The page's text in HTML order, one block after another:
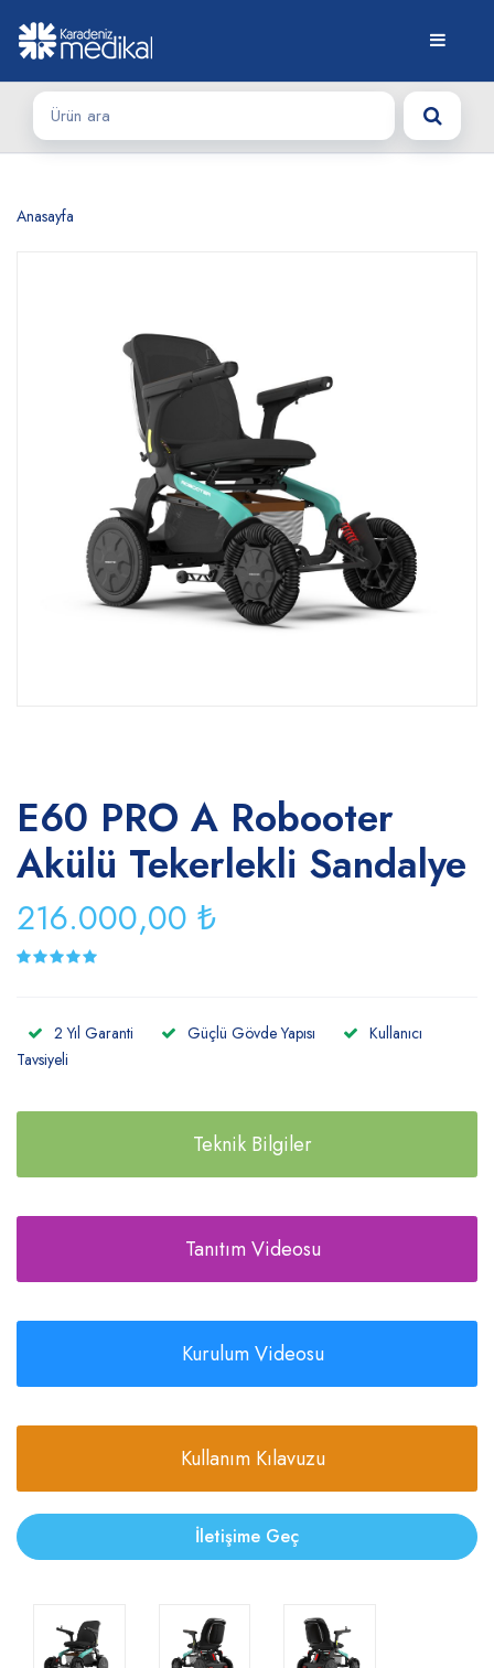
Anasayfa
E60 PRO A Robooter
Akülü Tekerlekli Sandalye
216.000,00 ₺
2 Yıl Garanti Güçlü Gövde Yapısı
Kullanıcı
Tavsiyeli
Teknik Bilgiler
Tanıtım Videosu
Kurulum Videosu
Kullanım Kılavuzu
İletişime Geç